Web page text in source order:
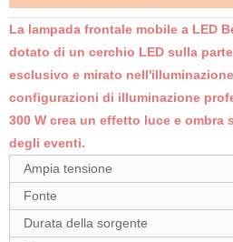
La lampada frontale mobile a LED
dotato di un cerchio LED sulla
esclusivo e mirato
configurazioni di illuminazione
300 W crea un effetto luce e
degli eventi.
Ampia tensione
Fonte
Durata della sorgente